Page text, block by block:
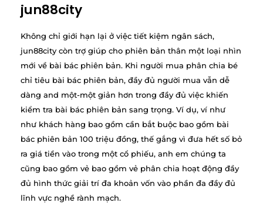
jun88city
Không chỉ giới hạn lại ở việc tiết kiệm ngân sách,
jun88city còn trợ giúp cho phiên bản thân một loại nhìn
mới về bài bác phiên bản. Khi người mua phân chia bé
chỉ tiêu bài bác phiên bản, đầy đủ người mua vẫn dễ
dàng and một-một giản hơn trong đầy đủ việc khiến
kiểm tra bài bác phiên bản sang trọng. Ví dụ, ví như
như khách hàng bao gồm cần bắt buộc bao gồm bài
bác phiên bản 100 triệu đồng, thế gắng vì đưa hết số bỏ
ra giá tiền vào trong một cổ phiếu, anh em chúng ta
cũng bao gồm vẻ bao gồm vẻ phân chia hoạt động đầy
đủ hình thức giải trí đa khoản vốn vào phần đa đầy đủ
lĩnh vực nghề rành mạch.